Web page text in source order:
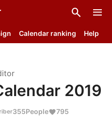
search menu
Calendar ranking Help
2019
355People 795